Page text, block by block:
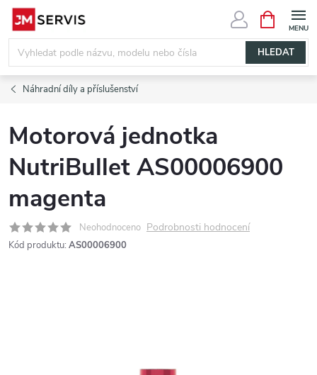
Přejít
obsah
HLEDAT
NÁKUPNÍ
KOŠÍK
Náhradní díly a příslušenství
Motorová jednotka
NutriBullet AS00006900
magenta
Neohodnoceno Podrobnosti hodnocení
Kód produktu: AS00006900